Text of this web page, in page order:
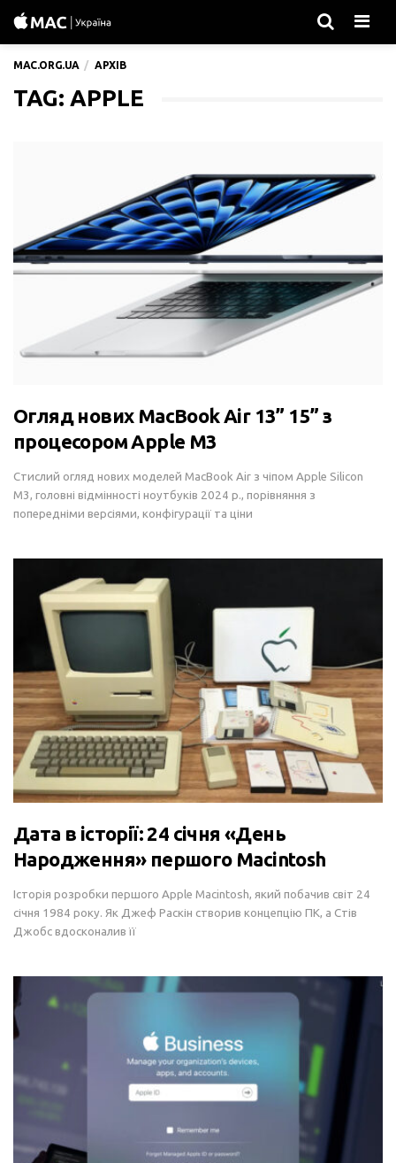
MAC.ORG.UA АРХІВ
TAG: APPLE
Огляд нових MacBook Air 13” 15” з
процесором Apple M3
Стислий огляд нових моделей MacBook Air з чіпом Apple Silicon
M3, головні відмінності ноутбуків 2024 р., порівняння з
попередніми версіями, конфігурації та ціни
Дата в історії: 24 січня «День
Народження» першого Macintosh
Історія розробки першого Apple Macintosh, який побачив світ 24
січня 1984 року. Як Джеф Раскін створив концепцію ПК, а Стів
Джобс вдосконалив її